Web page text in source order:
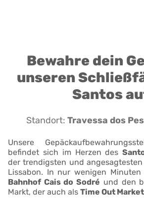
Bewahre dein
unseren
Santos
Standort: Travessa dos
Unsere
befindet sich im Herzen des
der trendigsten und
Lissabon. In nur wenigen
Bahnhof Cais do Sodré und den
Markt, der auch als Time Out Market